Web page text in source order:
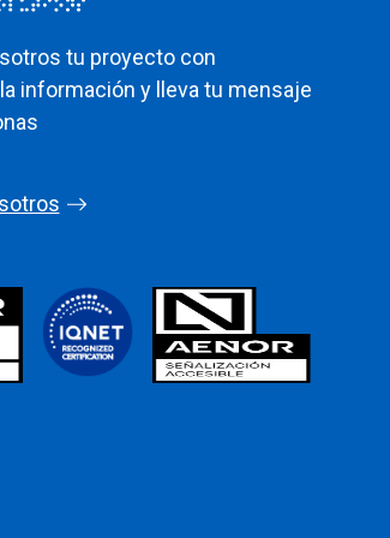
tu proyecto con
información y lleva tu mensaje